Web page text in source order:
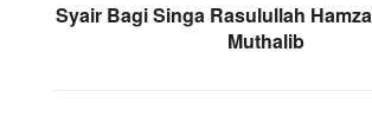
Syair Bagi Singa Rasulullah
Muthalib